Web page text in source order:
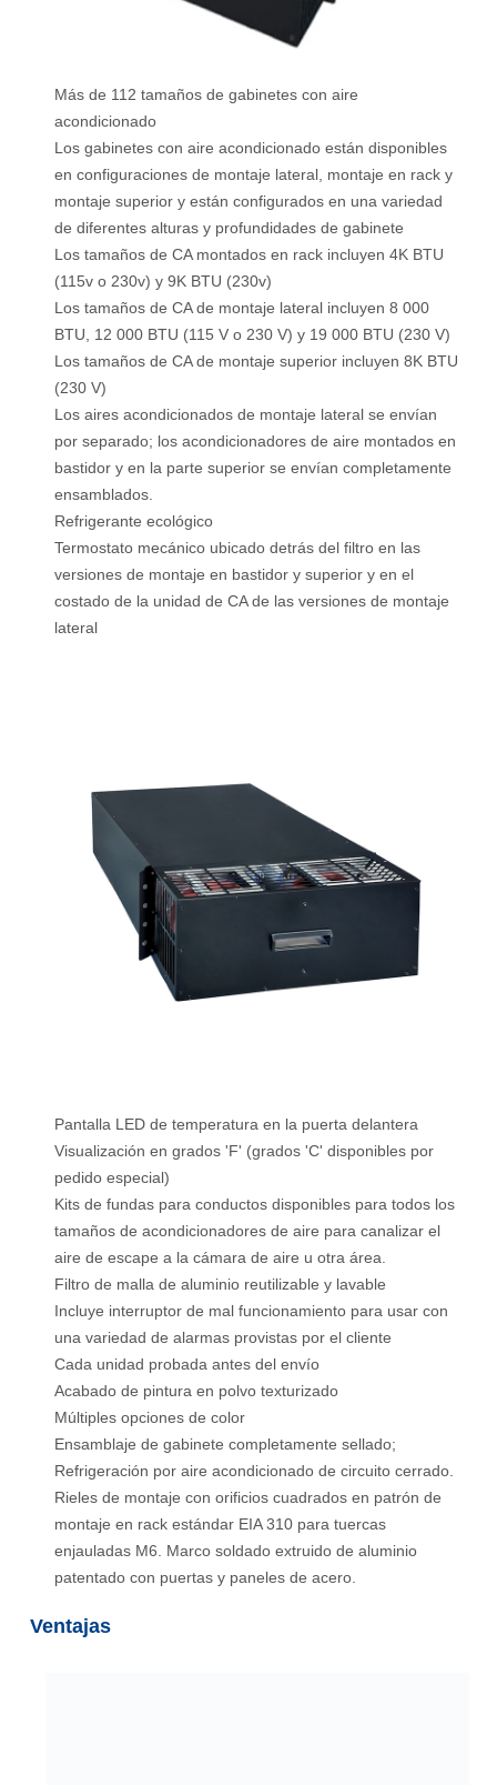
Más de 112 tamaños de gabinetes con aire
acondicionado
Los gabinetes con aire acondicionado están disponibles
en configuraciones de montaje lateral, montaje en rack y
montaje superior y están configurados en una variedad
de diferentes alturas y profundidades de gabinete
Los tamaños de CA montados en rack incluyen 4K BTU
(115v o 230v) y 9K BTU (230v)
Los tamaños de CA de montaje lateral incluyen 8 000
BTU, 12 000 BTU (115 V o 230 V) y 19 000 BTU (230 V)
Los tamaños de CA de montaje superior incluyen 8K BTU
(230 V)
Los aires acondicionados de montaje lateral se envían
por separado; los acondicionadores de aire montados en
bastidor y en la parte superior se envían completamente
ensamblados.
Refrigerante ecológico
Termostato mecánico ubicado detrás del filtro en las
versiones de montaje en bastidor y superior y en el
costado de la unidad de CA de las versiones de montaje
lateral
Pantalla LED de temperatura en la puerta delantera
Visualización en grados 'F' (grados 'C' disponibles por
pedido especial)
Kits de fundas para conductos disponibles para todos los
tamaños de acondicionadores de aire para canalizar el
aire de escape a la cámara de aire u otra área.
Filtro de malla de aluminio reutilizable y lavable
Incluye interruptor de mal funcionamiento para usar con
una variedad de alarmas provistas por el cliente
Cada unidad probada antes del envío
Acabado de pintura en polvo texturizado
Múltiples opciones de color
Ensamblaje de gabinete completamente sellado;
Refrigeración por aire acondicionado de circuito cerrado.
Rieles de montaje con orificios cuadrados en patrón de
montaje en rack estándar EIA 310 para tuercas
enjauladas M6. Marco soldado extruido de aluminio
patentado con puertas y paneles de acero.
Ventajas